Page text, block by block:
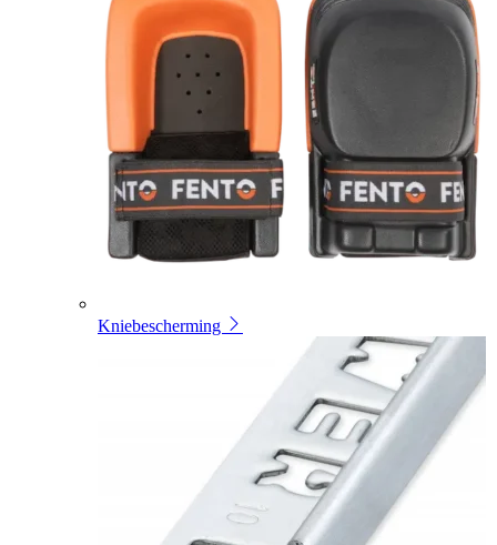
Kniebescherming